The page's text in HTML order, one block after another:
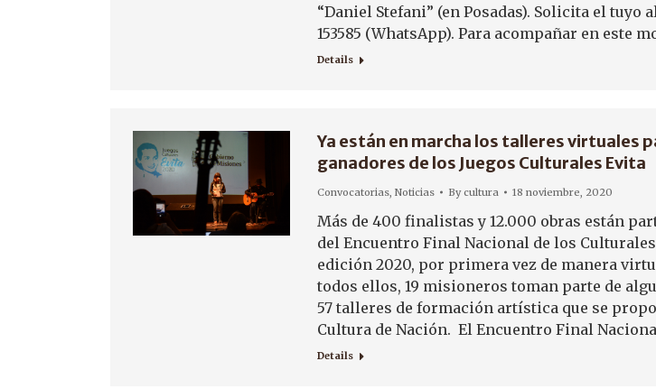
“Daniel Stefani” (en Posadas). Solicita el tuyo
153585 (WhatsApp). Para acompañar en este
Details
Ya están en marcha los talleres virtuales
ganadores de los Juegos Culturales Evita
Convocatorias, Noticias Bycultura 18 noviembre, 2020
Más de 400 finalistas y 12.000 obras están
del Encuentro Final Nacional de los
edición 2020, por primera vez de manera
todos ellos, 19 misioneros toman parte de
57 talleres de formación artística que se
Cultura de Nación. El Encuentro Final
Details